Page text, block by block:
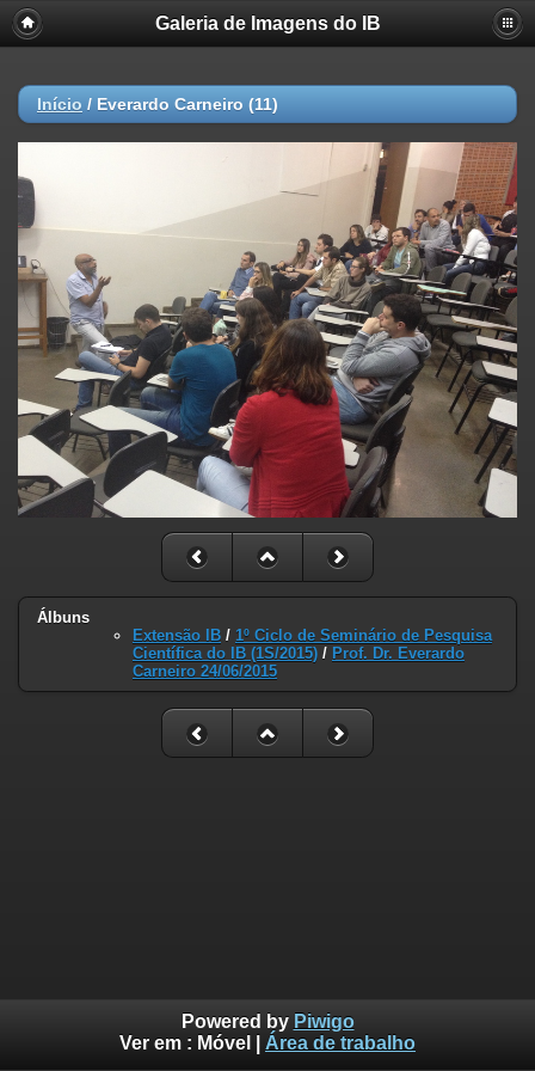
Galeria de Imagens do IB
Início / Everardo Carneiro (11)
Álbuns
Extensão IB / 1º Ciclo de Seminário de Pesquisa
Científica do IB (1S/2015) / Prof. Dr. Everardo
Carneiro 24/06/2015
Powered by Piwigo
Ver em : Móvel Área de trabalho